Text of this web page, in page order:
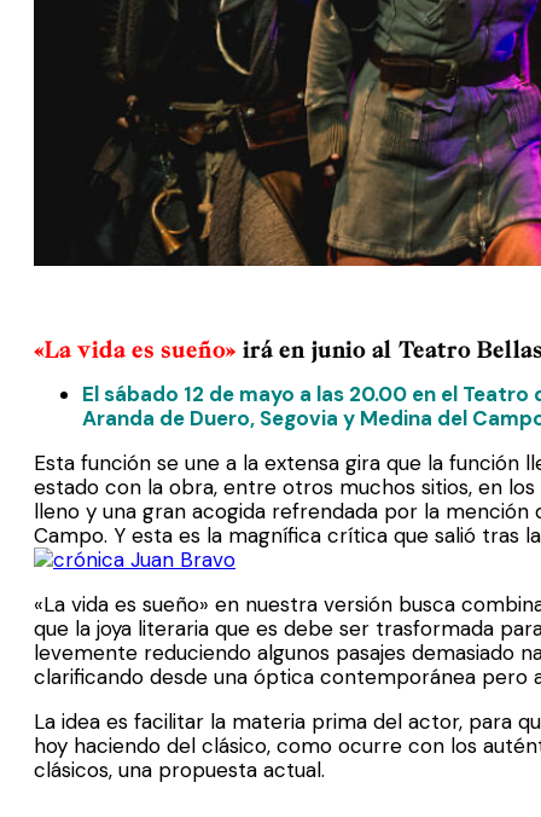
«La vida es sueño» irá en junio al Teatro
El sábado 12 de mayo a las 20.00 en el
Aranda de Duero, Segovia y Medina del
Esta función se une a la extensa gira que la función
estado con la obra, entre otros muchos sitios, en
lleno y una gran acogida refrendada por la mención
Campo. Y esta es la magnífica crítica que salió tras
«La vida es sueño» en nuestra versión busca
que la joya literaria que es debe ser trasformada
levemente reduciendo algunos pasajes demasiado
clarificando desde una óptica contemporánea pero
La idea es facilitar la materia prima del actor, para
hoy haciendo del clásico, como ocurre con los
clásicos, una propuesta actual.